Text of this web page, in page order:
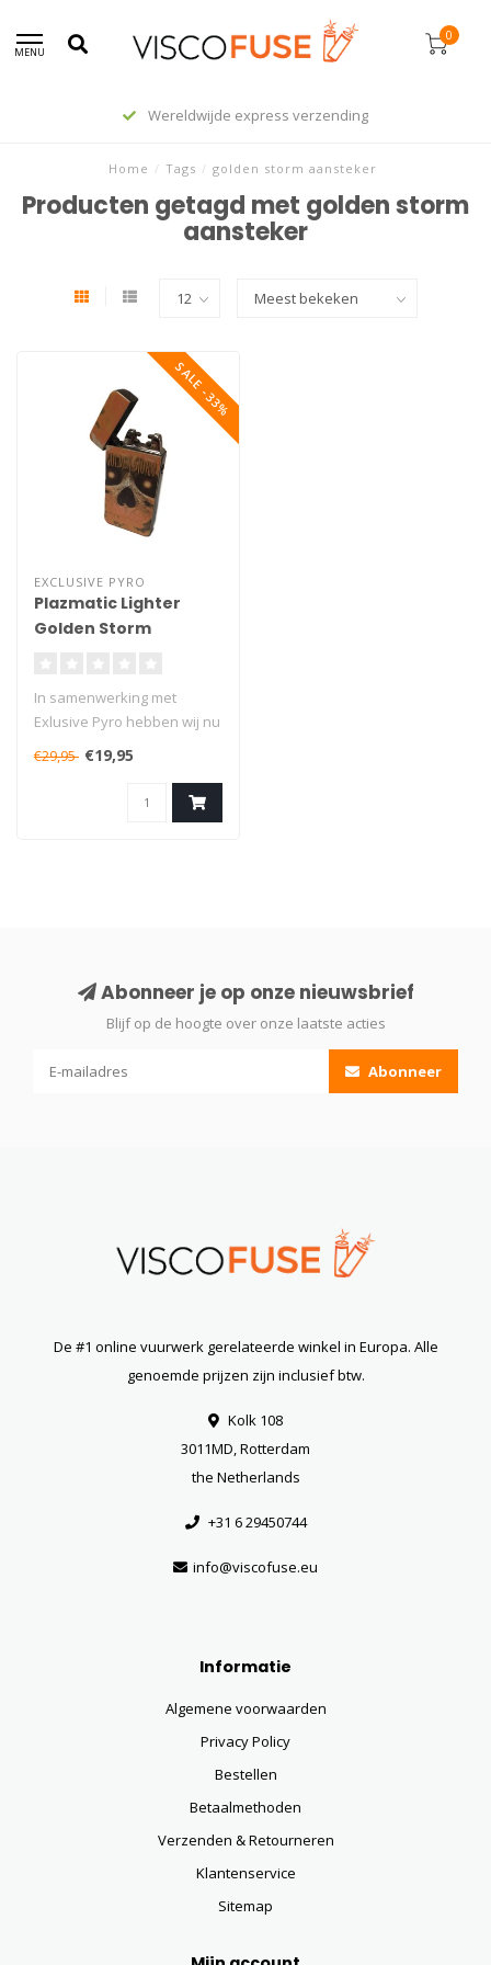
MENU
0
Wereldwijde express verzending
Home / Tags / golden storm aansteker
Producten getagd met golden storm
aansteker
SALE -33%
EXCLUSIVE PYRO
Plazmatic Lighter
Golden Storm
In samenwerking met
Exlusive Pyro hebben wij nu
deze ontzettend coole
Ultimate P..
€29,95 €19,95
Abonneer je op onze nieuwsbrief
Blijf op de hoogte over onze laatste acties
Abonneer
De #1 online vuurwerk gerelateerde winkel in Europa. Alle
genoemde prijzen zijn inclusief btw.
Kolk 108
3011MD, Rotterdam
the Netherlands
+31 6 29450744
info@viscofuse.eu
Informatie
Algemene voorwaarden
Privacy Policy
Bestellen
Betaalmethoden
Verzenden & Retourneren
Klantenservice
Sitemap